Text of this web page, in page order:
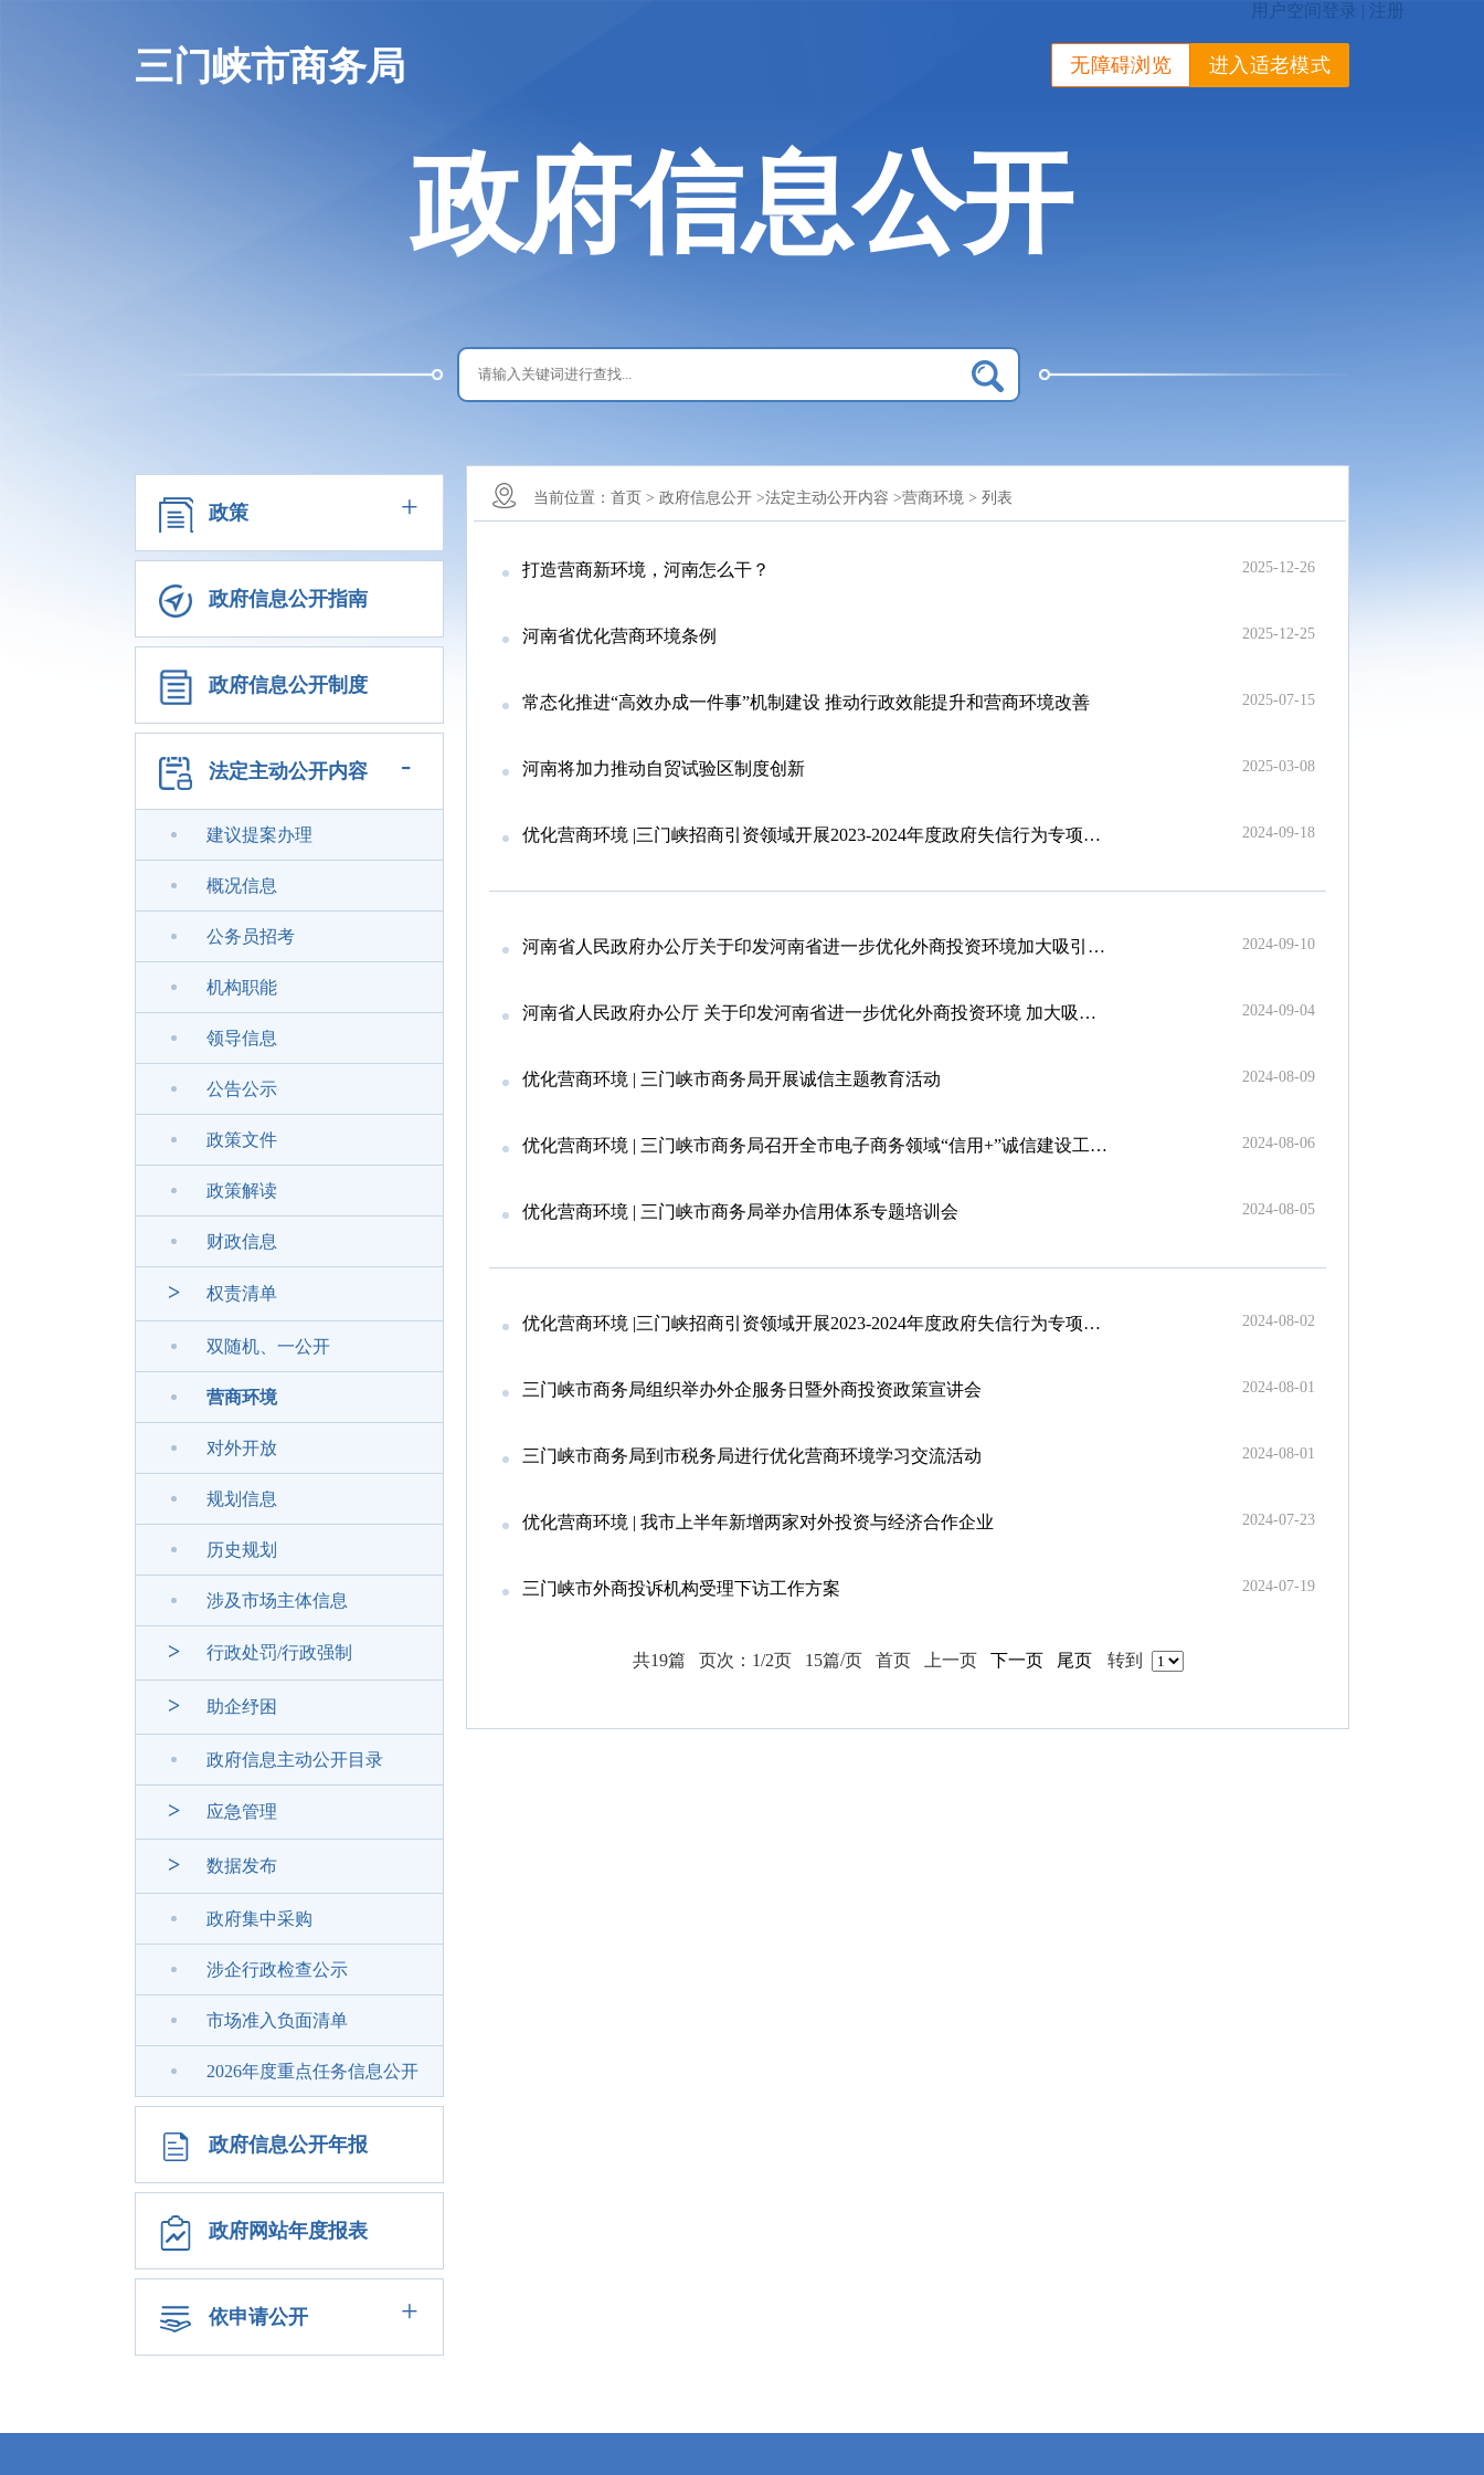
三门峡市商务局 无障碍浏览 进入适老模式
政府信息公开
政策 +
政府信息公开指南
政府信息公开制度
法定主动公开内容 -
建议提案办理
概况信息
公务员招考
机构职能
领导信息
公告公示
政策文件
政策解读
财政信息
> 权责清单
双随机、一公开
营商环境
对外开放
规划信息
历史规划
涉及市场主体信息
> 行政处罚/行政强制
> 助企纾困
政府信息主动公开目录
> 应急管理
> 数据发布
政府集中采购
涉企行政检查公示
市场准入负面清单
2026年度重点任务信息公开
政府信息公开年报
政府网站年度报表
依申请公开 +
当前位置： 首页 > 政府信息公开 >法定主动公开内容 >营商环境 > 列表
打造营商新环境，河南怎么干？ 2025-12-26
河南省优化营商环境条例 2025-12-25
常态化推进“高效办成一件事”机制建设 推动行政效能提升和营商环境改善 2025-07-15
河南将加力推动自贸试验区制度创新 2025-03-08
优化营商环境 |三门峡招商引资领域开展2023-2024年度政府失信行为专项治理汇报会 2024-09-18
河南省人民政府办公厅关于印发河南省进一步优化外商投资环境加大吸引外商投资力度若干措施的通知 2024-09-10
河南省人民政府办公厅 关于印发河南省进一步优化外商投资环境 加大吸引外商投资力度若干措施的通知 2024-09-04
优化营商环境 | 三门峡市商务局开展诚信主题教育活动 2024-08-09
优化营商环境 | 三门峡市商务局召开全市电子商务领域“信用+”诚信建设工作推进会 2024-08-06
优化营商环境 | 三门峡市商务局举办信用体系专题培训会 2024-08-05
优化营商环境 |三门峡招商引资领域开展2023-2024年度政府失信行为专项治理 2024-08-02
三门峡市商务局组织举办外企服务日暨外商投资政策宣讲会 2024-08-01
三门峡市商务局到市税务局进行优化营商环境学习交流活动 2024-08-01
优化营商环境 | 我市上半年新增两家对外投资与经济合作企业 2024-07-23
三门峡市外商投诉机构受理下访工作方案 2024-07-19
共19篇 页次：1/2页 15篇/页 首页 上一页 下一页 尾页 转到